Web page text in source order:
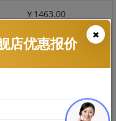
￥1463.00
￥291.00
￥1983.00
店优惠报价